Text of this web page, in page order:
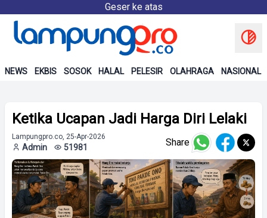
Geser ke atas
NEWS EKBIS SOSOK HALAL PELESIR OLAHRAGA NASIONAL
Ketika Ucapan Jadi Harga Diri Lelaki
Lampungpro.co, 25-Apr-2026
Admin 51981 Share